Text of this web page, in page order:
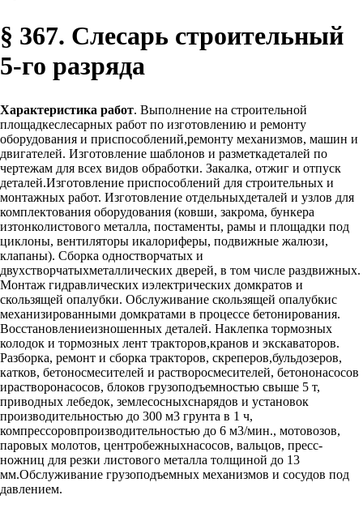
§ 367. Слесарь строительный
5-го разряда
Характеристика работ. Выполнение на строительной
площадкеслесарных работ по изготовлению и ремонту
оборудования и приспособлений,ремонту механизмов, машин и
двигателей. Изготовление шаблонов и разметкадеталей по
чертежам для всех видов обработки. Закалка, отжиг и отпуск
деталей.Изготовление приспособлений для строительных и
монтажных работ. Изготовление отдельныхдеталей и узлов для
комплектования оборудования (ковши, закрома, бункера
изтонколистового металла, постаменты, рамы и площадки под
циклоны, вентиляторы икалориферы, подвижные жалюзи,
клапаны). Сборка одностворчатых и
двухстворчатыхметаллических дверей, в том числе раздвижных.
Монтаж гидравлических иэлектрических домкратов и
скользящей опалубки. Обслуживание скользящей опалубкис
механизированными домкратами в процессе бетонирования.
Восстановлениеизношенных деталей. Наклепка тормозных
колодок и тормозных лент тракторов,кранов и экскаваторов.
Разборка, ремонт и сборка тракторов, скреперов,бульдозеров,
катков, бетоносмесителей и растворосмесителей, бетононасосов
ирастворонасосов, блоков грузоподъемностью свыше 5 т,
приводных лебедок, землесосныхснарядов и установок
производительностью до 300 м3 грунта в 1 ч,
компрессоровпроизводительностью до 6 м3/мин., мотовозов,
паровых молотов, центробежныхнасосов, вальцов, пресс-
ножниц для резки листового металла толщиной до 13
мм.Обслуживание грузоподъемных механизмов и сосудов под
давлением.